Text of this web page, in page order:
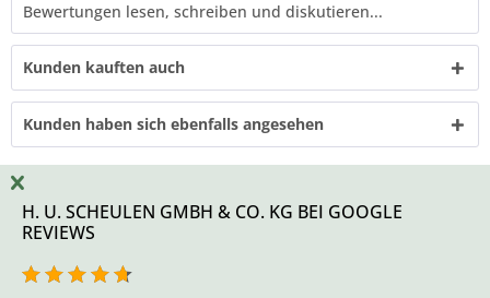
Bewertungen lesen, schreiben und diskutieren...
Kunden kauften auch
Kunden haben sich ebenfalls angesehen
H. U. SCHEULEN GMBH & CO. KG BEI GOOGLE
REVIEWS